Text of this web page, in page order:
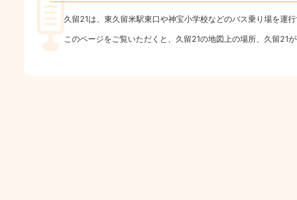
久留21は、東久留米駅東口や神宝小学校などのバス乗り場を運
このページをご覧いただくと、久留21の地図上の場所、久留21